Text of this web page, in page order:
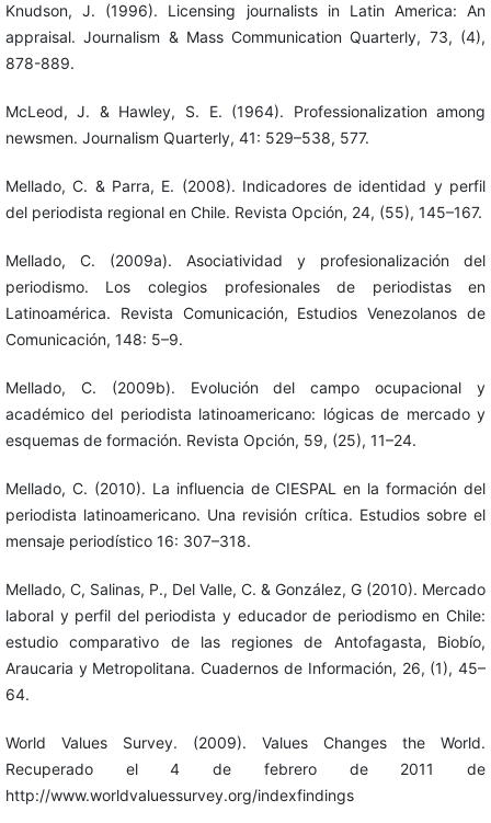
Knudson, J. (1996). Licensing journalists in Latin America: An
appraisal. Journalism & Mass Communication Quarterly, 73, (4),
878-889.
McLeod, J. & Hawley, S. E. (1964). Professionalization among
newsmen. Journalism Quarterly, 41: 529–538, 577.
Mellado, C. & Parra, E. (2008). Indicadores de identidad y perfil
del periodista regional en Chile. Revista Opción, 24, (55), 145–167.
Mellado, C. (2009a). Asociatividad y profesionalización del
periodismo. Los colegios profesionales de periodistas en
Latinoamérica. Revista Comunicación, Estudios Venezolanos de
Comunicación, 148: 5–9.
Mellado, C. (2009b). Evolución del campo ocupacional y
académico del periodista latinoamericano: lógicas de mercado y
esquemas de formación. Revista Opción, 59, (25), 11–24.
Mellado, C. (2010). La influencia de CIESPAL en la formación del
periodista latinoamericano. Una revisión crítica. Estudios sobre el
mensaje periodístico 16: 307–318.
Mellado, C, Salinas, P., Del Valle, C. & González, G (2010). Mercado
laboral y perfil del periodista y educador de periodismo en Chile:
estudio comparativo de las regiones de Antofagasta, Biobío,
Araucaria y Metropolitana. Cuadernos de Información, 26, (1), 45–
64.
World Values Survey. (2009). Values Changes the World.
Recuperado el 4 de febrero de 2011 de
http://www.worldvaluessurvey.org/indexfindings